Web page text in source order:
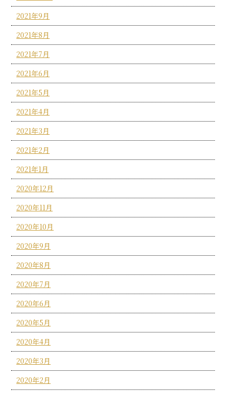
2021年9月
2021年8月
2021年7月
2021年6月
2021年5月
2021年4月
2021年3月
2021年2月
2021年1月
2020年12月
2020年11月
2020年10月
2020年9月
2020年8月
2020年7月
2020年6月
2020年5月
2020年4月
2020年3月
2020年2月